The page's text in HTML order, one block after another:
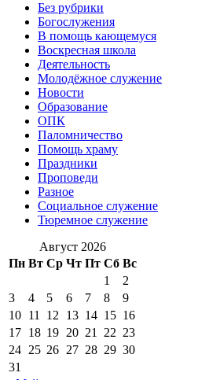
Без рубрики
Богослужения
В помощь кающемуся
Воскресная школа
Деятельность
Молодёжное служение
Новости
Образование
ОПК
Паломничество
Помощь храму
Праздники
Проповеди
Разное
Социальное служение
Тюремное служение
Август 2026
Пн Вт Ср Чт Пт Сб Вс
1
2
3
4 5 6 7 8
9
10 11 12 13 14 15 16
17 18 19 20 21 22 23
24 25 26 27 28 29 30
31